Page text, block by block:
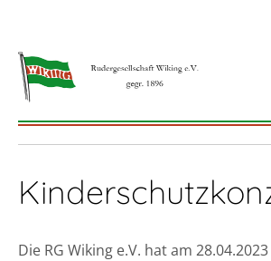
Die RG Wiking e.V. hat am